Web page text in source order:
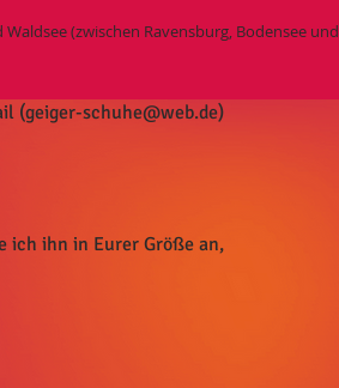
(zwischen Ravensburg, Bodensee und
(geiger-schuhe@web.de)
ich ihn in Eurer Größe an,